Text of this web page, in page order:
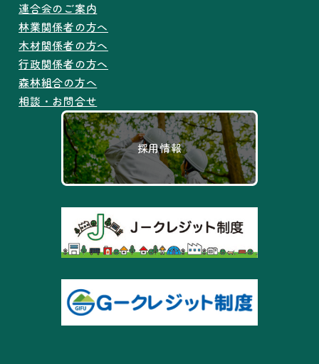
連合会のご案内
林業関係者の方へ
木材関係者の方へ
行政関係者の方へ
森林組合の方へ
相談・お問合せ
採用情報